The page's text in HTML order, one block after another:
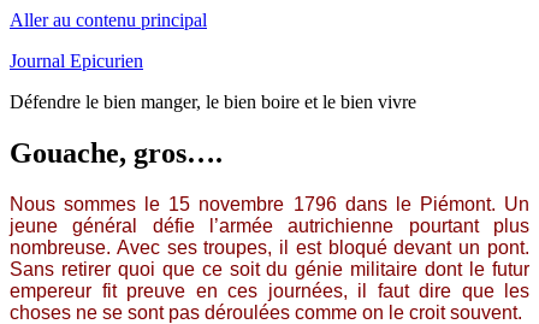
Aller au contenu principal
Journal Epicurien
Défendre le bien manger, le bien boire et le bien vivre
Gouache, gros….
Nous sommes le 15 novembre 1796 dans le Piémont. Un
jeune général défie l’armée autrichienne pourtant plus
nombreuse. Avec ses troupes, il est bloqué devant un pont.
Sans retirer quoi que ce soit du génie militaire dont le futur
empereur fit preuve en ces journées, il faut dire que les
choses ne se sont pas déroulées comme on le croit souvent.